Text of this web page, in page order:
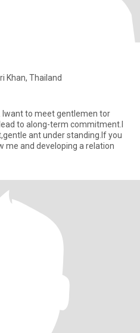
Khan, Thailand
to along-term commitment.I
ant under standing.If you
me and developing a relation